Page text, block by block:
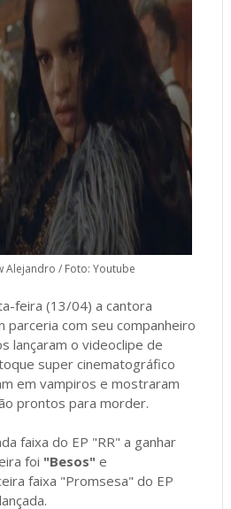
Alejandro / Foto: Youtube
feira (13/04) a cantora
parceria com seu companheiro
lançaram o videoclipe de
super cinematográfico
em vampiros e mostraram
prontos para morder.
faixa do EP "RR" a ganhar
foi "Besos" e
faixa "Promsesa" do EP